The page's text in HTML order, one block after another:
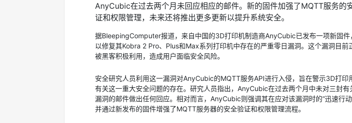
AnyCubic在过去两个月未回应相应的邮件。新的固件加强了MQTT服务的
证和权限管理，未来还将推出更多更新以提升系统安全。
据BleepingComputer报道，来自中国的3D打印机制造商AnyCubic已发布一项新固件
以修复其Kobra 2 Pro、Plus和Max系列打印机中存在的严重零日漏洞。这个漏洞目前
被黑客积极利用，造成用户面临安全风险。
安全研究人员利用这一漏洞对AnyCubic的MQTT服务API进行入侵，旨在警示3D打印
有关这一重大安全问题的存在。研究人员指出，AnyCubic在过去两个月中未对三封有
漏洞的邮件做出任何回应。相对而言，AnyCubic则强调其在应对该漏洞时的“迅速行动”
并通过新发布的固件增强了MQTT服务器的安全验证和权限管理流程。